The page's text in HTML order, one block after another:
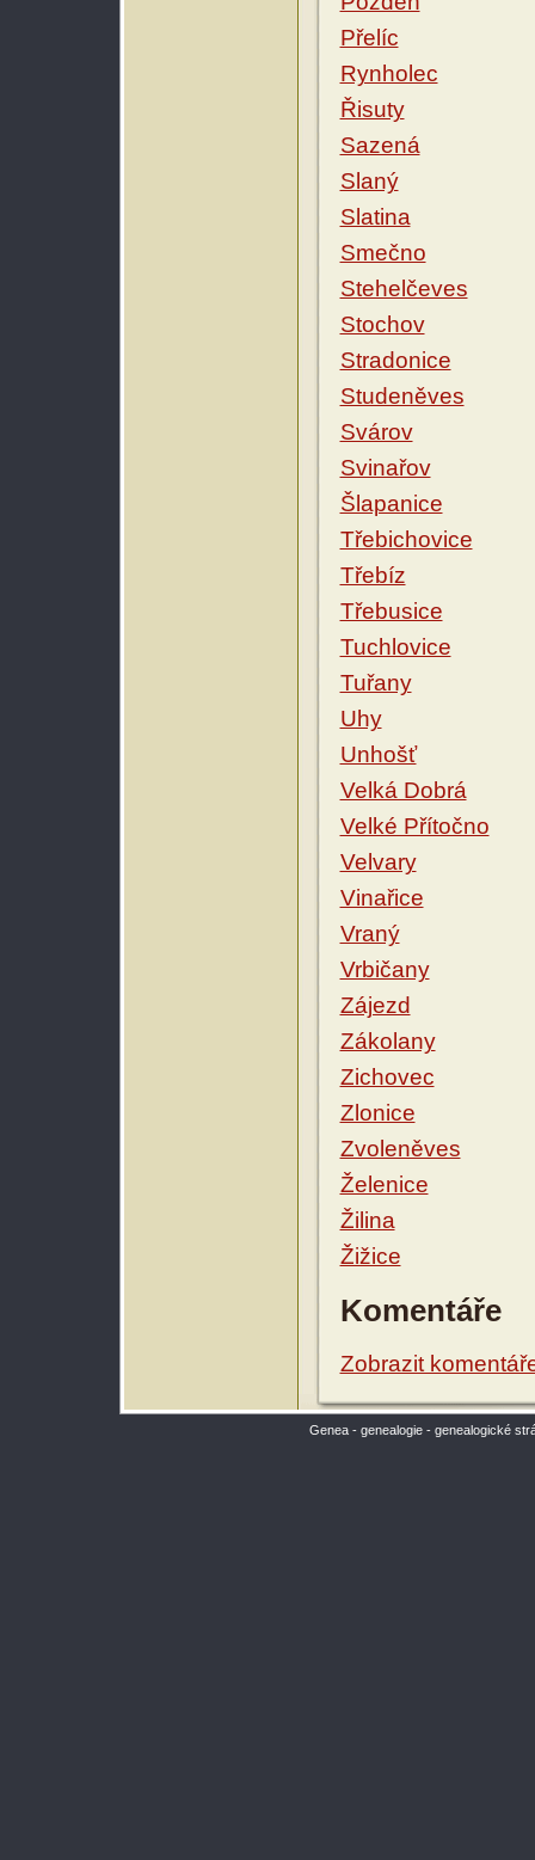
Přelíc
Rynholec
Řisuty
Sazená
Slaný
Slatina
Smečno
Stehelčeves
Stochov
Stradonice
Studeněves
Svárov
Svinařov
Šlapanice
Třebichovice
Třebíz
Třebusice
Tuchlovice
Tuřany
Uhy
Unhošť
Velká Dobrá
Velké Přítočno
Velvary
Vinařice
Vraný
Vrbičany
Zájezd
Zákolany
Zichovec
Zlonice
Zvoleněves
Želenice
Žilina
Žižice
Komentáře
Zobrazit
Genea - genealogie - genealogické